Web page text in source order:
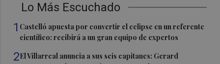
Lo Más Escuchado
1 Castelló apuesta por convertir el eclipse en un referente
científico: recibirá a un gran equipo de expertos
2El Villarreal anuncia a sus seis capitanes: Gerard